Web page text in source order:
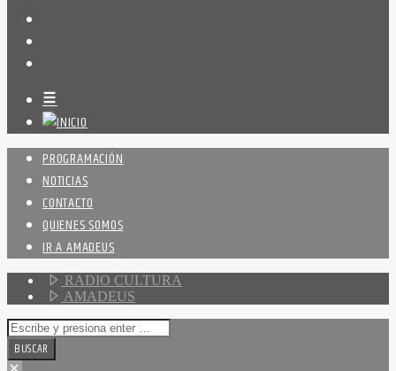
PROGRAMACIÓN
NOTICIAS
CONTACTO
QUIENES SOMOS
IR A AMADEUS
RADIO CULTURA
AMADEUS